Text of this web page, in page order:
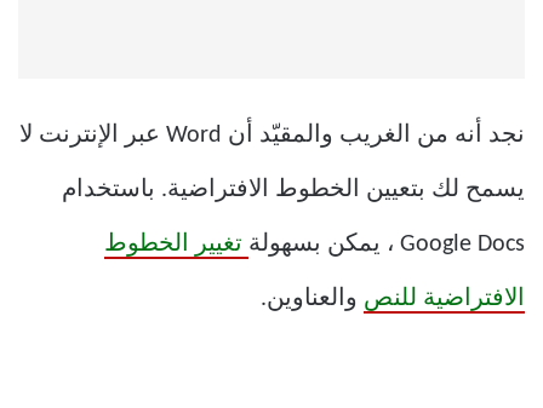
نجد أنه من الغريب والمقيّد أن Word عبر الإنترنت لا
يسمح لك بتعيين الخطوط الافتراضية. باستخدام
Google Docs ، يمكن بسهولة تغيير الخطوط
الافتراضية للنص والعناوين.